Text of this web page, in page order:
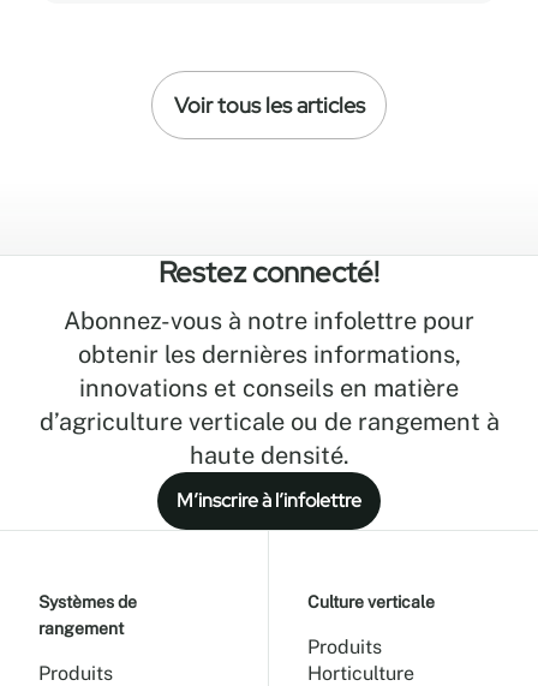
mais aussi de l’efficacité opérationnelle,
de la durabilité et de l’évolutivité à long
Voir tous les articles
Restez connecté!
Abonnez-vous à notre infolettre pour
obtenir les dernières informations,
innovations et conseils en matière
d’agriculture verticale ou de rangement à
haute densité.
M’inscrire à l’infolettre
Systèmes de
rangement
Produits
Culture verticale
Produits
Horticulture